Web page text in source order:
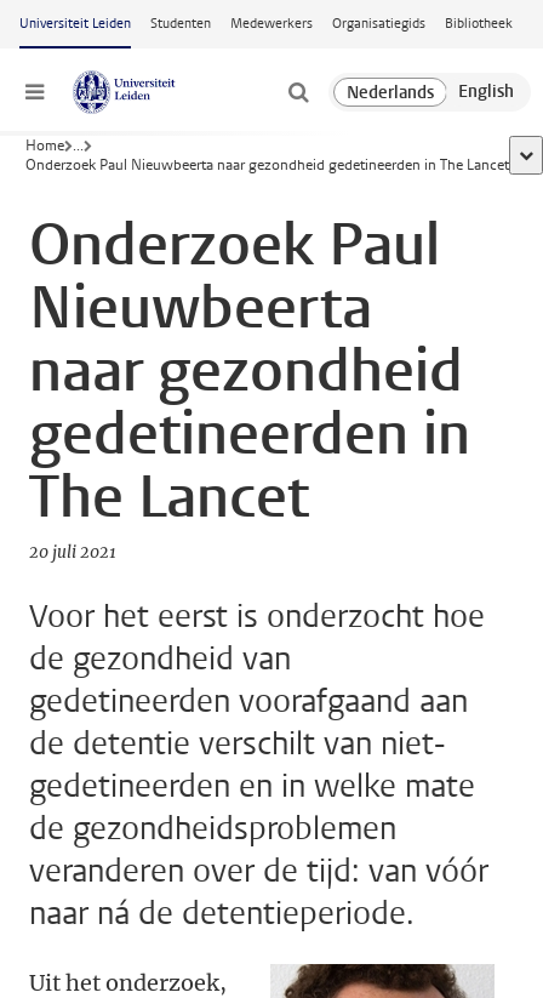
Ga naar hoofdinhoud
Universiteit Leiden Studenten Medewerkers Organisatiegids Bibliotheek
Menu
Home ...
Onderzoek Paul Nieuwbeerta naar gezondheid gedetineerden in The Lancet
Onderzoek Paul
Nieuwbeerta
naar gezondheid
gedetineerden in
The Lancet
20 juli 2021
Voor het eerst is onderzocht hoe
de gezondheid van
gedetineerden voorafgaand aan
de detentie verschilt van niet-
gedetineerden en in welke mate
de gezondheidsproblemen
veranderen over de tijd: van vóór
naar ná de detentieperiode.
Uit het onderzoek,